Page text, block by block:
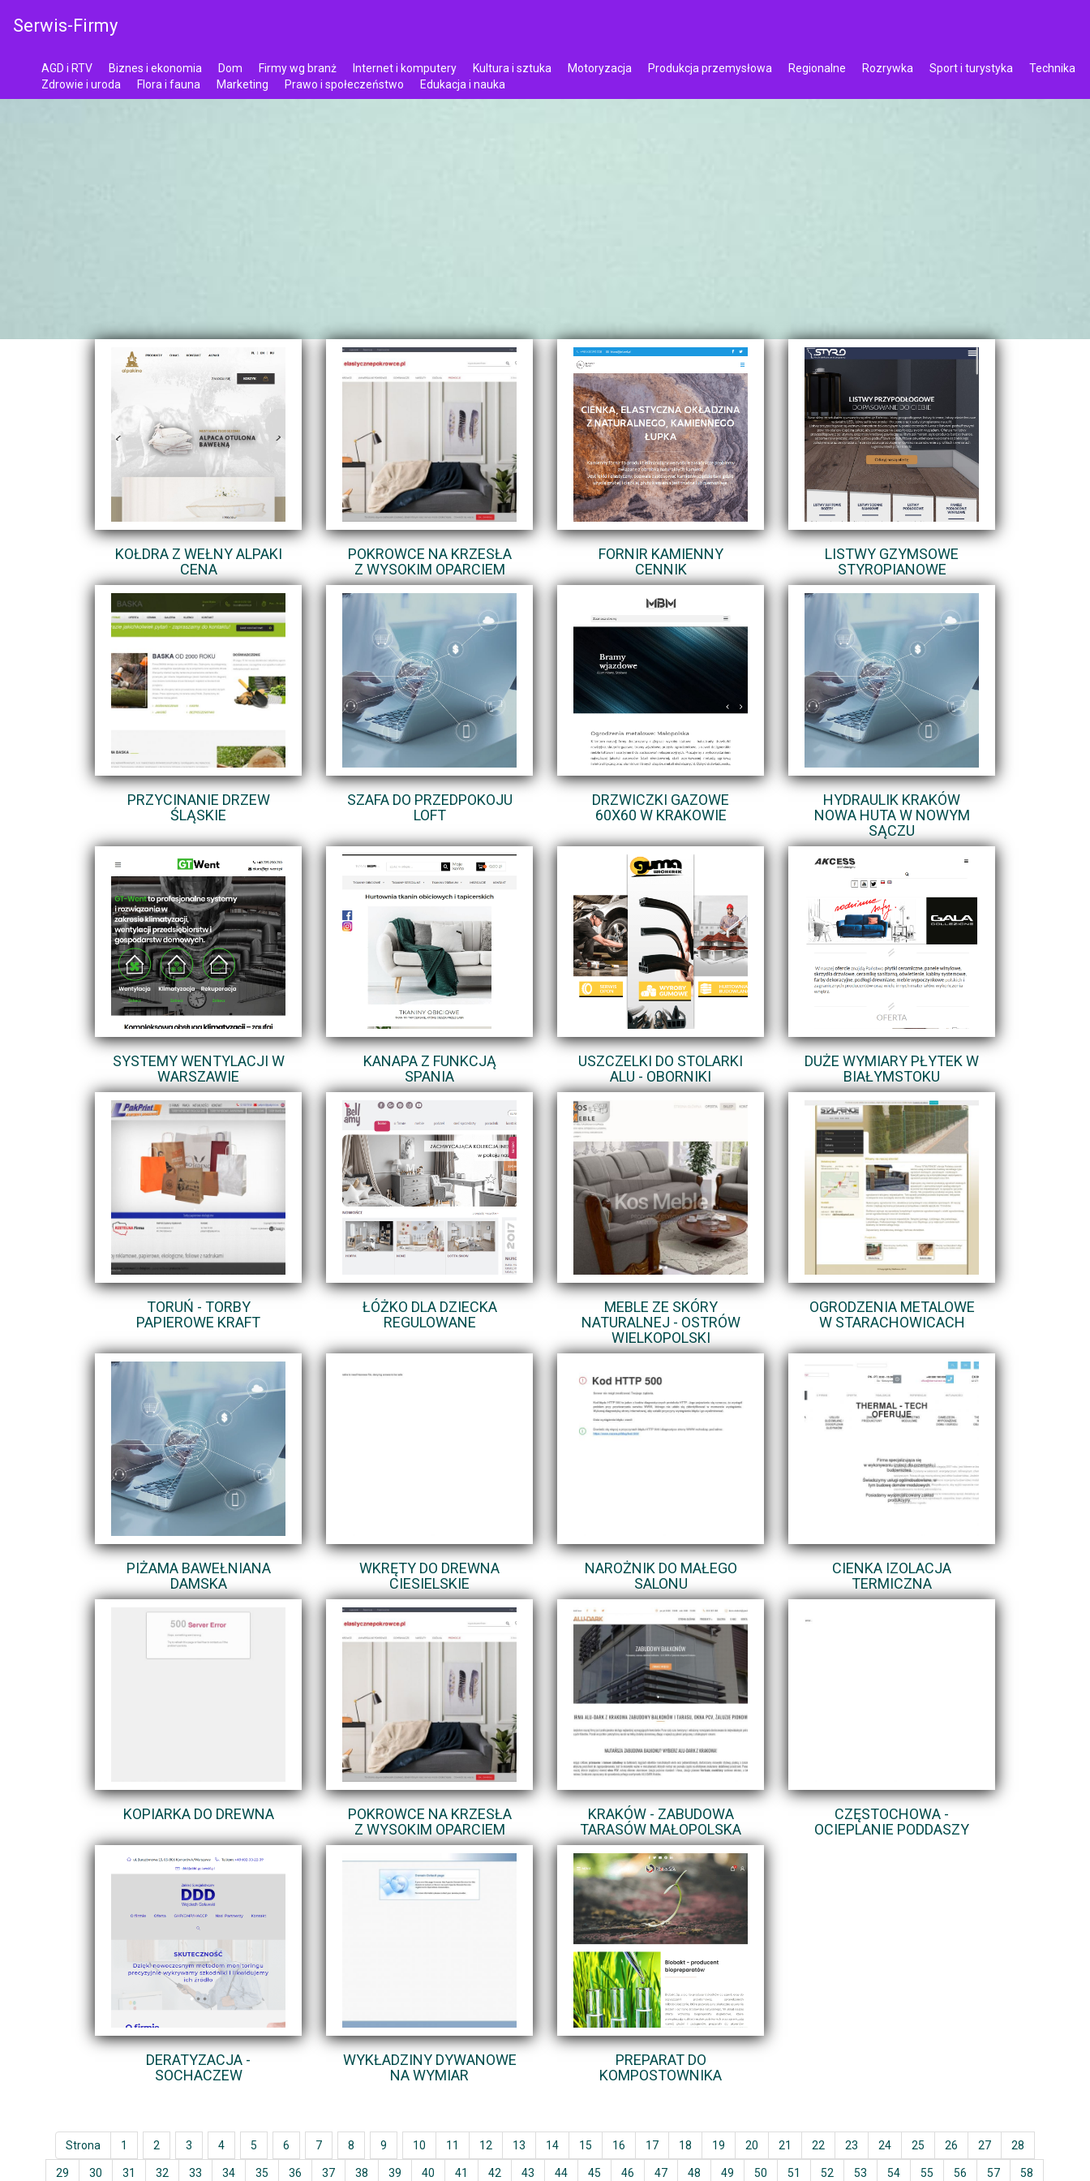
Serwis-Firmy
AGD i RTV Biznes i ekonomia Dom Firmy wg branż Internet i komputery Kultura i sztuka Motoryzacja Produkcja przemysłowa Regionalne Rozrywka Sport i turystyka
Technika
Zdrowie i uroda
Flora i fauna Marketing Prawo i społeczeństwo Edukacja i nauka
KOŁDRA Z WEŁNY ALPAKI
CENA
POKROWCE NA KRZESŁA
Z WYSOKIM OPARCIEM
FORNIR KAMIENNY
CENNIK
LISTWY GZYMSOWE
STYROPIANOWE
PRZYCINANIE DRZEW
ŚLĄSKIE
SZAFA DO PRZEDPOKOJU
LOFT
DRZWICZKI GAZOWE
60X60 W KRAKOWIE
HYDRAULIK KRAKÓW
NOWA HUTA W NOWYM
SĄCZU
SYSTEMY WENTYLACJI W
WARSZAWIE
KANAPA Z FUNKCJĄ
SPANIA
USZCZELKI DO STOLARKI
ALU - OBORNIKI
DUŻE WYMIARY PŁYTEK W
BIAŁYMSTOKU
TORUŃ - TORBY
PAPIEROWE KRAFT
ŁÓŻKO DLA DZIECKA
REGULOWANE
MEBLE ZE SKÓRY
NATURALNEJ - OSTRÓW
WIELKOPOLSKI
OGRODZENIA METALOWE
W STARACHOWICACH
PIŻAMA BAWEŁNIANA
DAMSKA
WKRĘTY DO DREWNA
CIESIELSKIE
NAROŻNIK DO MAŁEGO
SALONU
CIENKA IZOLACJA
TERMICZNA
KOPIARKA DO DREWNA
POKROWCE NA KRZESŁA
Z WYSOKIM OPARCIEM
KRAKÓW - ZABUDOWA
TARASÓW MAŁOPOLSKA
CZĘSTOCHOWA -
OCIEPLANIE PODDASZY
DERATYZACJA -
SOCHACZEW
WYKŁADZINY DYWANOWE
NA WYMIAR
PREPARAT DO
KOMPOSTOWNIKA
Strona 1 2 3 4 5 6 7 8 9 10 11 12 13 14 15 16 17 18 19 20 21 22 23 24 25 26 27 28
29 30 31 32 33 34 35 36 37 38 39 40 41 42 43 44 45 46 47 48 49 50 51 52 53 54 55 56 57 58